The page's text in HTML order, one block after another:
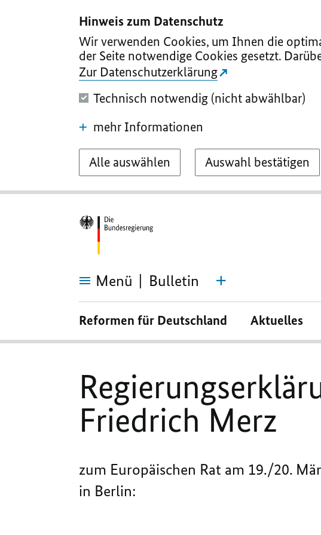
Hinweis zum Datenschutz
Wir verwenden Cookies, um Ihnen die
der Seite notwendige Cookies gesetzt.
Zur Datenschutzerklärung
Technisch notwendig (nicht abwählbar)
mehr Informationen
Alle auswählen Auswahl bestätigen
Menü Bulletin
Regierungserklärung
Bundeskanzler
Friedrich
Merz
Reformen für Deutschland Aktuelles
Friedrich Merz
zum Europäischen Rat am 19./20.
in Berlin: